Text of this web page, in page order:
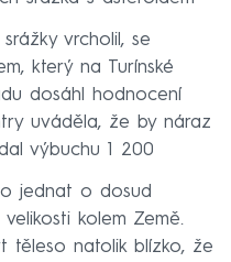
vrcholil, se
který na Turínské
dosáhl hodnocení
uváděla, že by náraz
výbuchu 1 200
jednat o dosud
kolem Země.
těleso natolik blízko, že